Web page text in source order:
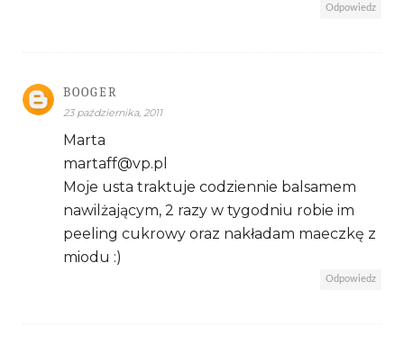
Odpowiedz
BOOGER
23 października, 2011
Marta
martaff@vp.pl
Moje usta traktuje codziennie balsamem
nawilżającym, 2 razy w tygodniu robie im
peeling cukrowy oraz nakładam maeczkę z
miodu :)
Odpowiedz